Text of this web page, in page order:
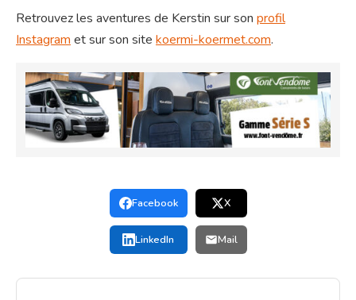
Retrouvez les aventures de Kerstin sur son profil
Instagram et sur son site koermi-koermet.com.
Facebook X
LinkedIn Mail